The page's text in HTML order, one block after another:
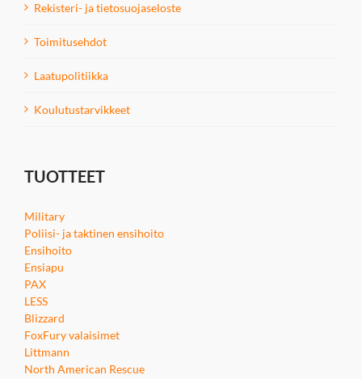
Rekisteri- ja tietosuojaseloste
Toimitusehdot
Laatupolitiikka
Koulutustarvikkeet
TUOTTEET
Military
Poliisi- ja taktinen ensihoito
Ensihoito
Ensiapu
PAX
LESS
Blizzard
FoxFury valaisimet
Littmann
North American Rescue